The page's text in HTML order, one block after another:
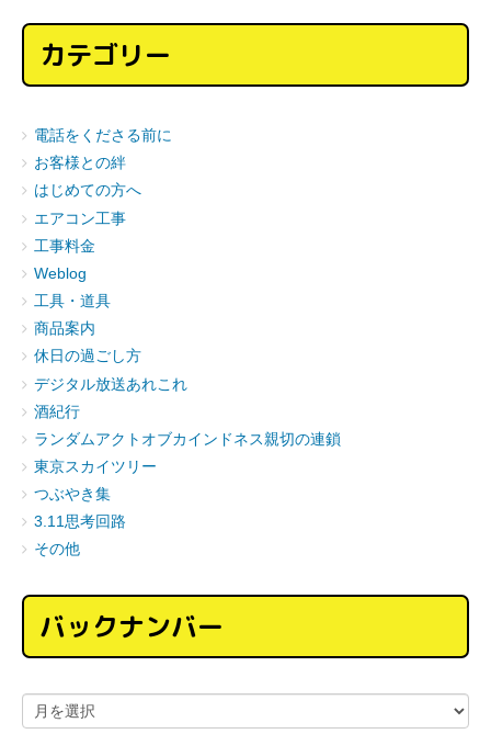
カテゴリー
電話をくださる前に
お客様との絆
はじめての方へ
エアコン工事
工事料金
Weblog
工具・道具
商品案内
休日の過ごし方
デジタル放送あれこれ
酒紀行
ランダムアクトオブカインドネス親切の連鎖
東京スカイツリー
つぶやき集
3.11思考回路
その他
バックナンバー